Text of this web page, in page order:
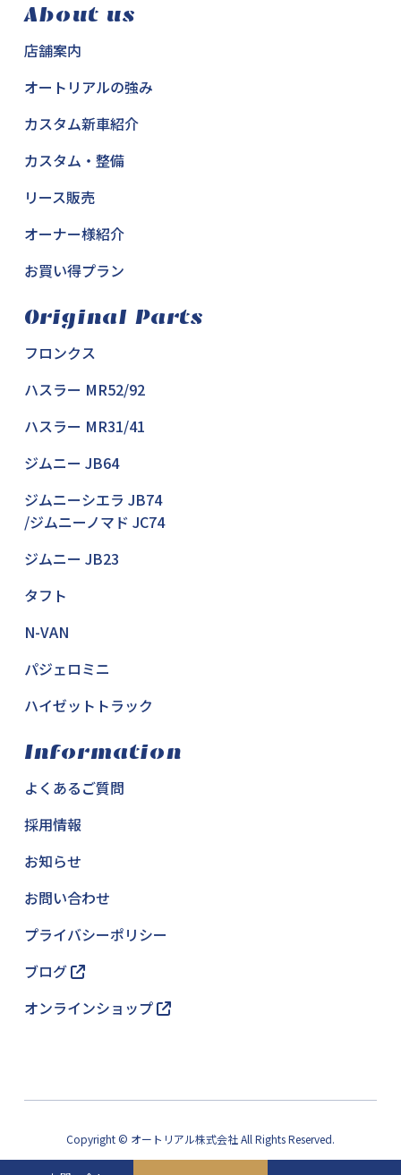
About us
店舗案内
オートリアルの強み
カスタム新車紹介
カスタム・整備
リース販売
オーナー様紹介
お買い得プラン
Original Parts
フロンクス
ハスラー MR52/92
ハスラー MR31/41
ジムニー JB64
ジムニーシエラ JB74
/ジムニーノマド JC74
ジムニー JB23
タフト
N-VAN
パジェロミニ
ハイゼットトラック
Information
よくあるご質問
採用情報
お知らせ
お問い合わせ
プライバシーポリシー
ブログ
オンラインショップ
Copyright © オートリアル株式会社 All Rights Reserved.